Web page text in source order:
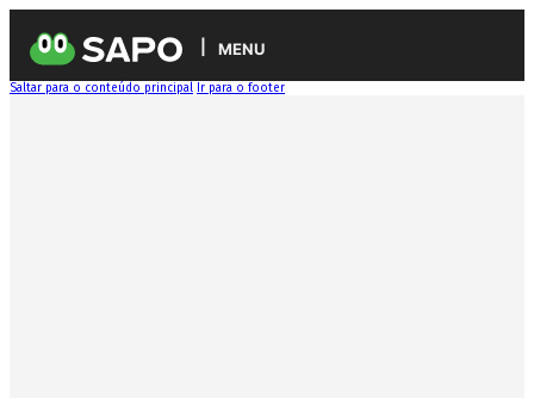
MENU
Saltar para o conteúdo principal Ir para o footer